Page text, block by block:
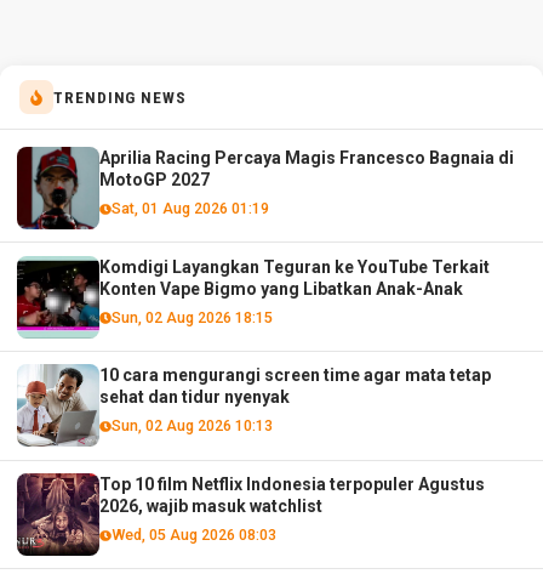
TRENDING NEWS
Aprilia Racing Percaya Magis Francesco Bagnaia di
MotoGP 2027
Sat, 01 Aug 2026 01:19
Komdigi Layangkan Teguran ke YouTube Terkait
Konten Vape Bigmo yang Libatkan Anak-Anak
Sun, 02 Aug 2026 18:15
10 cara mengurangi screen time agar mata tetap
sehat dan tidur nyenyak
Sun, 02 Aug 2026 10:13
Top 10 film Netflix Indonesia terpopuler Agustus
2026, wajib masuk watchlist
Wed, 05 Aug 2026 08:03